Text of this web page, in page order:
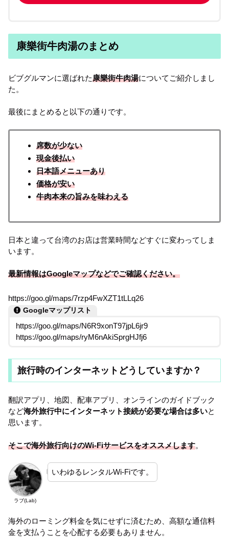
康樂街牛肉湯のまとめ
ビブグルマンに選ばれた康樂街牛肉湯についてご紹介しまし
た。
最後にまとめると以下の通りです。
席数が少ない
現金後払い
日本語メニューあり
価格が安い
牛肉本来の旨みを味わえる
日本と違って台湾のお店は営業時間などすぐに変わってしま
います。
最新情報はGoogleマップなどでご確認ください。
https://goo.gl/maps/7rzp4FwXZT1tLLq26
Googleマップリスト
https://goo.gl/maps/N6R9xonT97jpL6jr9
https://goo.gl/maps/ryM6nAkiSprgHJfj6
旅行時のインターネットどうしていますか？
翻訳アプリ、地図、配車アプリ、オンラインのガイドブック
など海外旅行中にインターネット接続が必要な場合は多いと
思います。
そこで海外旅行向けのWi-Fiサービスをオススメします。
ラブ(Lab)
いわゆるレンタルWi-Fiです。
海外のローミング料金を気にせずに済むため、高額な通信料
金を支払うことを心配する必要もありません。